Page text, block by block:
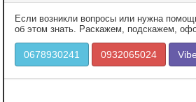
Если возникли вопросы или нужна
об этом знать. Раскажем, подскажем,
0678930241 0932065024